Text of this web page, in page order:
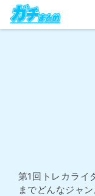
第1回トレカライ
までどんなジャ